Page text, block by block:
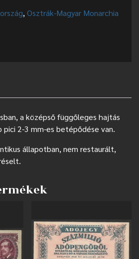
, Osztrák-Magyar Monarchia
a középső függőleges hajtás
2-3 mm-es betépődése van.
állapotban, nem restaurált,